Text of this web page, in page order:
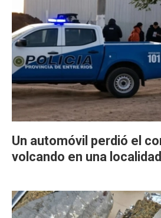
Un automóvil perdió el
volcando en una